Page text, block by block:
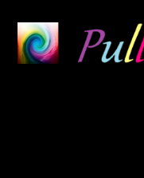
content